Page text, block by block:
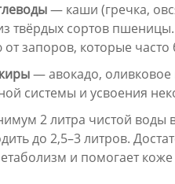
— каши (гречка,
твёрдых сортов
запоров, которые часто
— авокадо,
системы и усвоения
2 литра чистой воды
до 2,5–3 литров.
и помогает коже